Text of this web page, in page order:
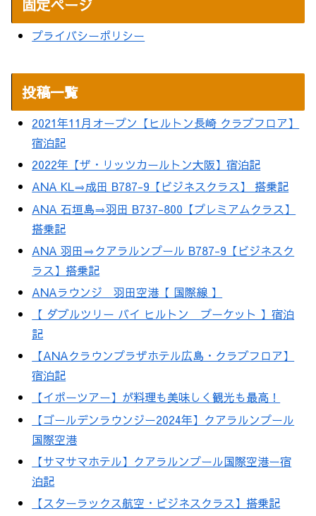
固定ページ
プライバシーポリシー
投稿一覧
2021年11月オープン【ヒルトン長崎 クラブフロア】
宿泊記
2022年【ザ・リッツカールトン大阪】宿泊記
ANA KL⇒成田 B787-9【ビジネスクラス】 搭乗記
ANA 石垣島⇒羽田 B737-800【プレミアムクラス】
搭乗記
ANA 羽田⇒クアラルンプール B787-9【ビジネスク
ラス】搭乗記
ANAラウンジ 羽田空港【 国際線 】
【 ダブルツリー バイ ヒルトン プーケット 】宿泊
記
【ANAクラウンプラザホテル広島・クラブフロア】
宿泊記
【イポーツアー】が料理も美味しく観光も最高！
【ゴールデンラウンジー2024年】クアラルンプール
国際空港
【サマサマホテル】クアラルンプール国際空港ー宿
泊記
【スターラックス航空・ビジネスクラス】搭乗記